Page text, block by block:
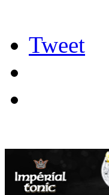
Tweet